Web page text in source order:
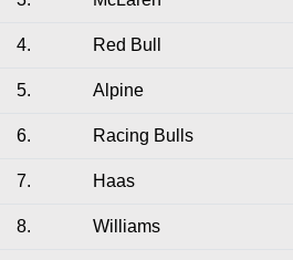
4. Red Bull
5. Alpine
6. Racing Bulls
7. Haas
8. Williams